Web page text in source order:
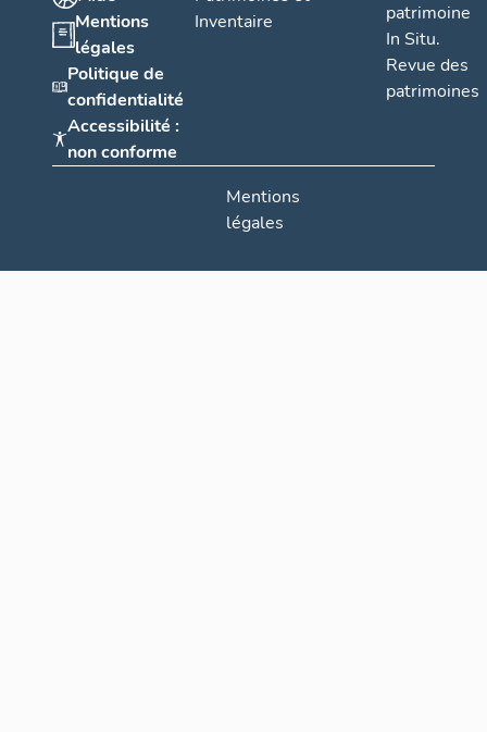
Mentions
légales
Politique de
confidentialité
Accessibilité :
non conforme
Inventaire
patrimoine
In Situ.
Revue des
patrimoines
Mentions
légales